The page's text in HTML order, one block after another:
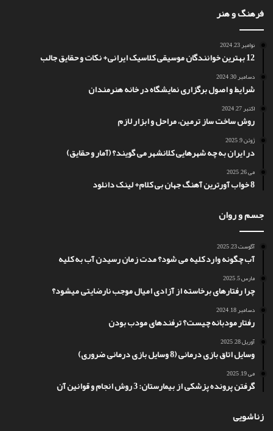
فرهنگ و هنر
نوامبر 23, 2024
12 بهترین خوانندگان موسیقی کلاسیک ایرانی+ نکات و حقایق جالب
دسامبر 30, 2024
شرایط و اصول برگزاری نمایشگاه در خانه هنرمندان
اکتبر 27, 2024
روش ساخت ساز ترمین، مراحل و ابزار لازم
ژوئن 9, 2025
در ایران به چه شهرهایی کلانشهر می گویند؟ (آمار و حقایق)
می 26, 2025
8 خواب آورترین آهنگ جهان بی کلام+ لینک دانلود
جسم و روان
آگوست 23, 2025
آب چگونه وارد کلیه می شود؟ مدت زمان رسیدن آب به کلیه
مارس 5, 2025
چرا رفتارهای برخاسته از آزادی امیال موجب نارضایتی میشود؟
دسامبر 18, 2024
رفتار مودبانه چیست؟ ترفندهای مودب بودن
آوریل 28, 2025
وسایل اتاق بازی درمانی (8 وسایل بازی درمانی ضروری)
می 19, 2025
گرفتن پرونده پزشکی از بیمارستان: 3 روش انجام و قوانین آن
زناشویی